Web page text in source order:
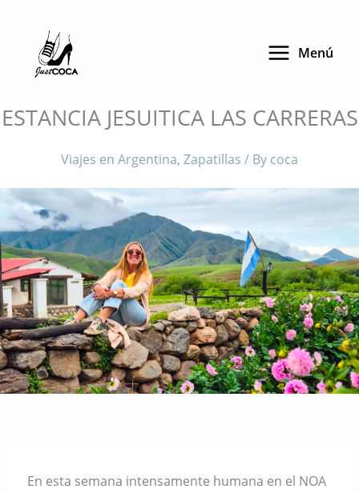
content
Menú
ESTANCIA JESUITICA LAS CARRERAS
Viajes en Argentina, Zapatillas / By coca
En esta semana intensamente humana en el NOA